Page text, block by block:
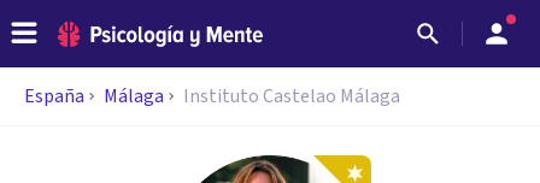
España Málaga Instituto Castelao Málaga